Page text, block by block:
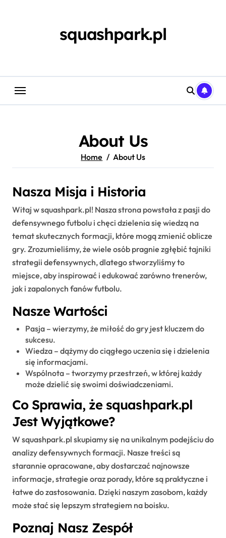
squashpark.pl
About Us
Home About Us
Nasza Misja i Historia
Witaj w squashpark.pl! Nasza strona powstała z pasji do
defensywnego futbolu i chęci dzielenia się wiedzą na
temat skutecznych formacji, które mogą zmienić oblicze
gry. Zrozumieliśmy, że wiele osób pragnie zgłębić tajniki
strategii defensywnych, dlatego stworzyliśmy to
miejsce, aby inspirować i edukować zarówno trenerów,
jak i zapalonych fanów futbolu.
Nasze Wartości
Pasja – wierzymy, że miłość do gry jest kluczem do
sukcesu.
Wiedza – dążymy do ciągłego uczenia się i dzielenia
się informacjami.
Wspólnota – tworzymy przestrzeń, w której każdy
może dzielić się swoimi doświadczeniami.
Co Sprawia, że squashpark.pl
Jest Wyjątkowe?
W squashpark.pl skupiamy się na unikalnym podejściu do
analizy defensywnych formacji. Nasze treści są
starannie opracowane, aby dostarczać najnowsze
informacje, strategie oraz porady, które są praktyczne i
łatwe do zastosowania. Dzięki naszym zasobom, każdy
może stać się lepszym strategiem na boisku.
Poznaj Nasz Zespół